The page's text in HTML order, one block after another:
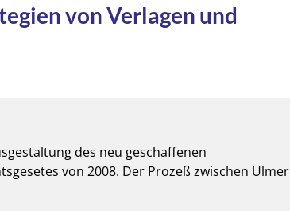
von Verlagen und
des neu geschaffenen
von 2008. Der Prozeß zwischen Ulmer